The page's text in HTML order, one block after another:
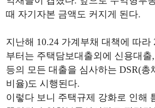
때 자기자본 금액도 커지게 된다.
지난해 10.24 가계부채 대책에 따라
부터는 주택담보대출외에 신용대출
등의 모든 대출을 심사하는 DSR(총
비율)도 시행된다.
이렇다 보니 주택규제 강화로 인해